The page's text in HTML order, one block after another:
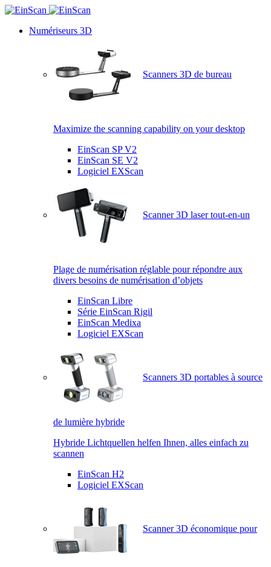
Numériseurs 3D
Scanners 3D de bureau
Maximize the scanning capability on your desktop
EinScan SP V2
EinScan SE V2
Logiciel EXScan
Scanner 3D laser tout-en-un
Plage de numérisation réglable pour répondre aux
divers besoins de numérisation d’objets
EinScan Libre
Série EinScan Rigil
EinScan Medixa
Logiciel EXScan
Scanners 3D portables à source
de lumière hybride
Hybride Lichtquellen helfen Ihnen, alles einfach zu
scannen
EinScan H2
Logiciel EXScan
Scanner 3D économique pour